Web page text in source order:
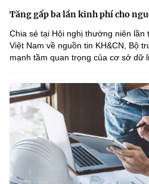
Tăng gấp ba lần kinh phí cho
Chia sẻ tại Hội nghị thường niên
Việt Nam về nguồn tin KH&CN, Bộ
mạnh tầm quan trọng của cơ sở dữ